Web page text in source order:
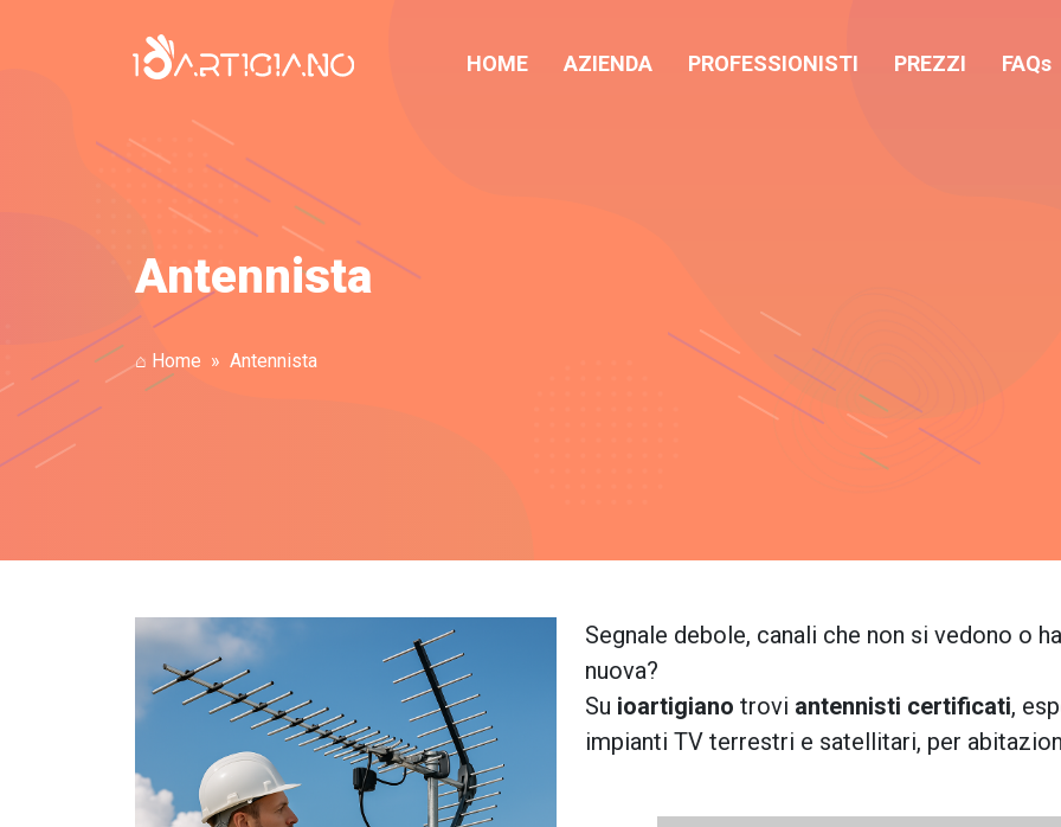
HOME AZIENDA PROFESSIONISTI PREZZI FAQs
Antennista
⌂ Home Antennista
Segnale debole, canali che non si vedono o
nuova?
Su ioartigiano trovi antennisti certificati,
impianti TV terrestri e satellitari, per